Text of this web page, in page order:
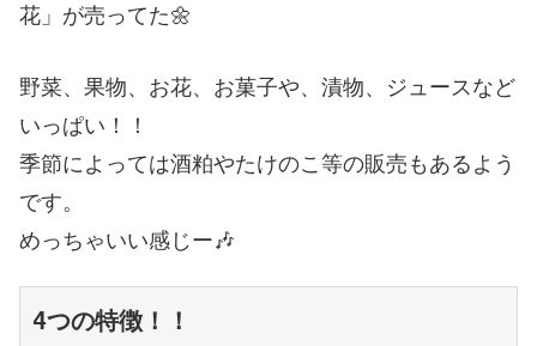
花」が売ってた🌼
野菜、果物、お花、お菓子や、漬物、ジュースなど
いっぱい！！
季節によっては酒粕やたけのこ等の販売もあるよう
です。
めっちゃいい感じー🎶
4つの特徴！！